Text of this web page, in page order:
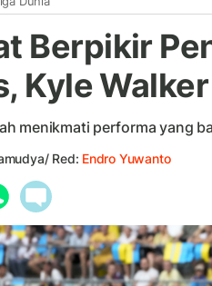
Berpikir
Kyle
menikmati performa yang
Red: Endro Yuwanto